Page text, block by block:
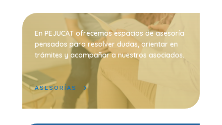
En PEJUCAT ofrecemos espacios de asesoría
pensados para resolver dudas, orientar en
trámites y acompañar a nuestros asociados.
ASESORÍAS